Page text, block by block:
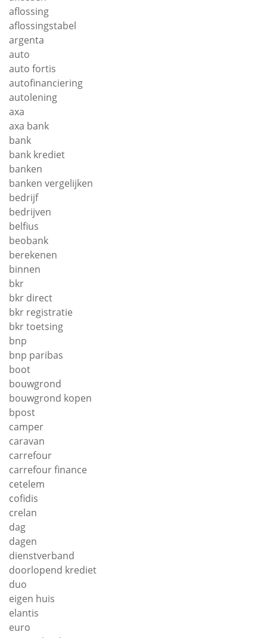
aflossing
aflossingstabel
argenta
auto
auto fortis
autofinanciering
autolening
axa
axa bank
bank
bank krediet
banken
banken vergelijken
bedrijf
bedrijven
belfius
beobank
berekenen
binnen
bkr
bkr direct
bkr registratie
bkr toetsing
bnp
bnp paribas
boot
bouwgrond
bouwgrond kopen
bpost
camper
caravan
carrefour
carrefour finance
cetelem
cofidis
crelan
dag
dagen
dienstverband
doorlopend krediet
duo
eigen huis
elantis
euro